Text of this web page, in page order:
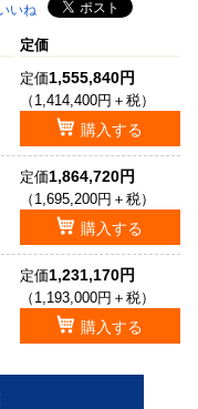
いね
定価
定価1,555,840円
（1,414,400円＋税）
購入する
定価1,864,720円
（1,695,200円＋税）
購入する
定価1,231,170円
（1,193,000円＋税）
購入する